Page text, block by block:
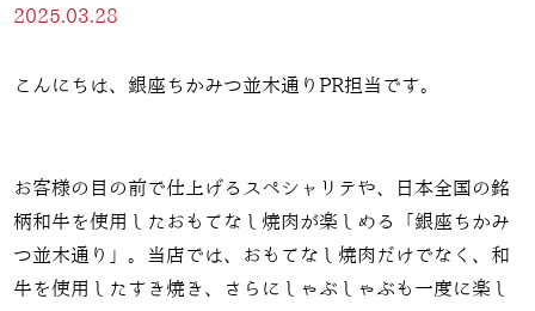
2025.03.28
こんにちは、銀座ちかみつ並木通りPR担当です。
お客様の目の前で仕上げるスペシャリテや、日本全国の銘
柄和牛を使用したおもてなし焼肉が楽しめる「銀座ちかみ
つ並木通り」。当店では、おもてなし焼肉だけでなく、和
牛を使用したすき焼き、さらにしゃぶしゃぶも一度に楽し